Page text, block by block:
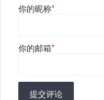
你的昵称*
你的邮箱*
提交评论